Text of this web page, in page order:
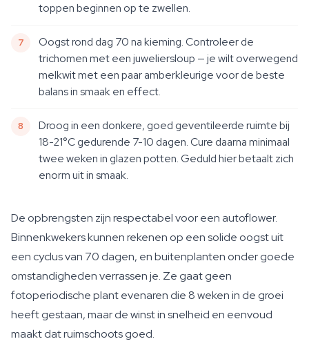
toppen beginnen op te zwellen.
Oogst rond dag 70 na kieming. Controleer de
trichomen met een juweliersloup — je wilt overwegend
melkwit met een paar amberkleurige voor de beste
balans in smaak en effect.
Droog in een donkere, goed geventileerde ruimte bij
18-21°C gedurende 7-10 dagen. Cure daarna minimaal
twee weken in glazen potten. Geduld hier betaalt zich
enorm uit in smaak.
De opbrengsten zijn respectabel voor een autoflower.
Binnenkwekers kunnen rekenen op een solide oogst uit
een cyclus van 70 dagen, en buitenplanten onder goede
omstandigheden verrassen je. Ze gaat geen
fotoperiodische plant evenaren die 8 weken in de groei
heeft gestaan, maar de winst in snelheid en eenvoud
maakt dat ruimschoots goed.